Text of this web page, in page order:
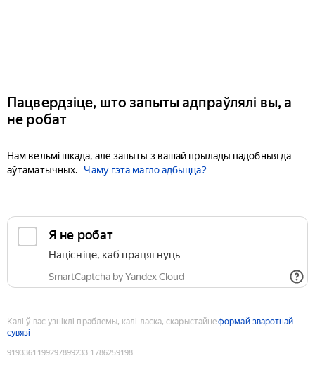
Пацвердзіце, што запыты адпраўлялі вы, а
не робат
Нам вельмі шкада, але запыты з вашай прылады падобныя да
аўтаматычных.
Чаму гэта магло адбыцца?
Я не робат
Націсніце, каб працягнуць
SmartCaptcha by Yandex Cloud
Калі ў вас узніклі праблемы, калі ласка, скарыстайцеформай зваротнай
сувязі
9193361199297899233:1786259198